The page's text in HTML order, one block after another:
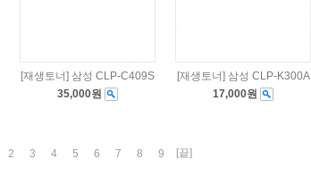
[재생토너] 삼성 CLP-C409S
35,000원
[재생토너] 삼성 CLP-K300A
17,000원
2 3 4 5 6 7 8 9 [끝]